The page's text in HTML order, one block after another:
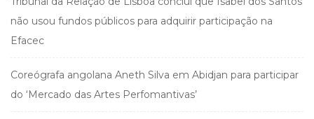
não usou fundos públicos para adquirir participação na
Efacec
Coreógrafa angolana Aneth Silva em Abidjan para participar
do ‘Mercado das Artes Perfomantivas’